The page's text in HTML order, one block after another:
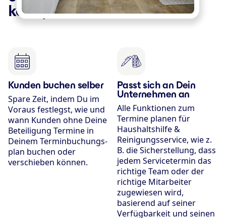
konzipiert
Kunden buchen selber
Spare Zeit, indem Du im
Voraus festlegst, wie und
wann Kunden ohne Deine
Beteiligung Termine in
Deinem Terminbuchungs­
plan buchen oder
verschieben können.
Passt sich an Dein
Unternehmen an
Alle Funktionen zum
Termine planen für
Haushaltshilfe &
Reinigungsservice, wie z.
B. die Sicherstellung, dass
jedem Servicetermin das
richtige Team oder der
richtige Mitarbeiter
zugewiesen wird,
basierend auf seiner
Verfügbarkeit und seinen